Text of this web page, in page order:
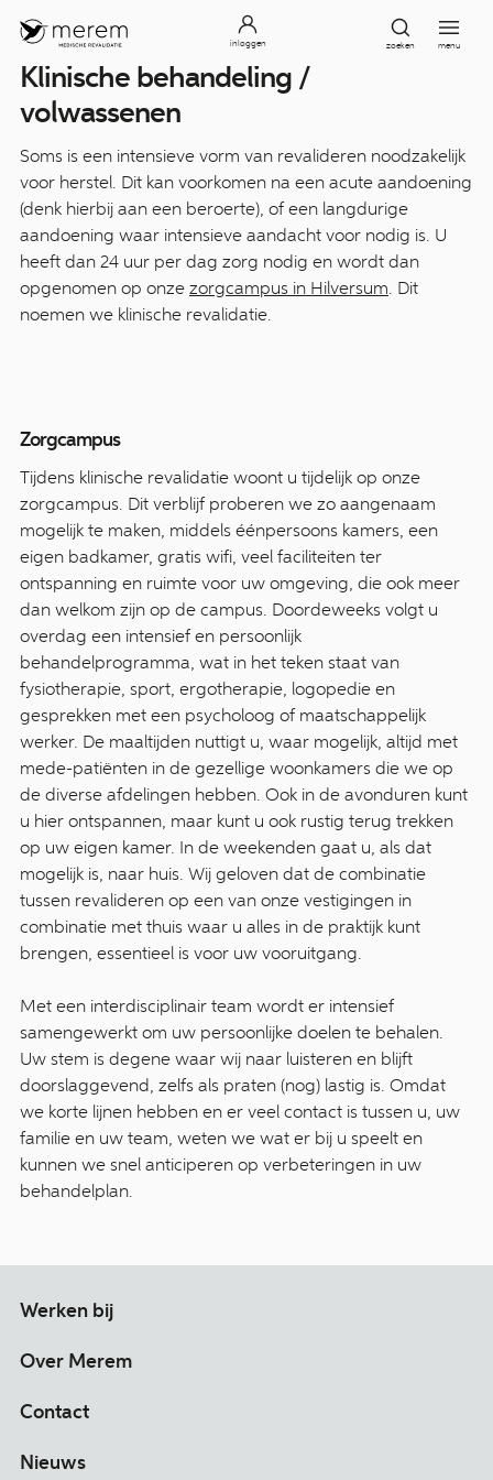
inloggen zoeken menu
Klinische behandeling /
volwassenen
Soms is een intensieve vorm van revalideren noodzakelijk
voor herstel. Dit kan voorkomen na een acute aandoening
(denk hierbij aan een beroerte), of een langdurige
aandoening waar intensieve aandacht voor nodig is. U
heeft dan 24 uur per dag zorg nodig en wordt dan
opgenomen op onze zorgcampus in Hilversum. Dit
noemen we klinische revalidatie.
Zorgcampus
Tijdens klinische revalidatie woont u tijdelijk op onze
zorgcampus. Dit verblijf proberen we zo aangenaam
mogelijk te maken, middels éénpersoons kamers, een
eigen badkamer, gratis wifi, veel faciliteiten ter
ontspanning en ruimte voor uw omgeving, die ook meer
dan welkom zijn op de campus. Doordeweeks volgt u
overdag een intensief en persoonlijk
behandelprogramma, wat in het teken staat van
fysiotherapie, sport, ergotherapie, logopedie en
gesprekken met een psycholoog of maatschappelijk
werker. De maaltijden nuttigt u, waar mogelijk, altijd met
mede-patiënten in de gezellige woonkamers die we op
de diverse afdelingen hebben. Ook in de avonduren kunt
u hier ontspannen, maar kunt u ook rustig terug trekken
op uw eigen kamer. In de weekenden gaat u, als dat
mogelijk is, naar huis. Wij geloven dat de combinatie
tussen revalideren op een van onze vestigingen in
combinatie met thuis waar u alles in de praktijk kunt
brengen, essentieel is voor uw vooruitgang.
Met een interdisciplinair team wordt er intensief
samengewerkt om uw persoonlijke doelen te behalen.
Uw stem is degene waar wij naar luisteren en blijft
doorslaggevend, zelfs als praten (nog) lastig is. Omdat
we korte lijnen hebben en er veel contact is tussen u, uw
familie en uw team, weten we wat er bij u speelt en
kunnen we snel anticiperen op verbeteringen in uw
behandelplan.
Werken bij
Over Merem
Contact
Nieuws